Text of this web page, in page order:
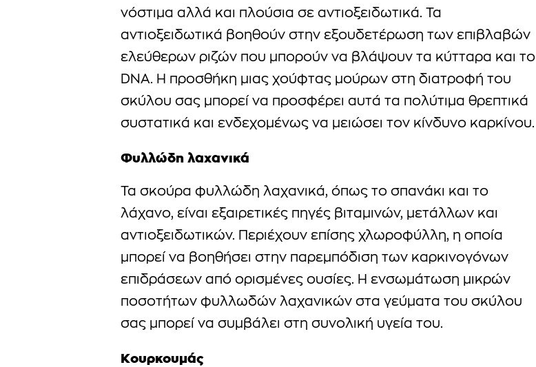
νόστιμα αλλά και πλούσια σε αντιοξειδωτικά. Τα
αντιοξειδωτικά βοηθούν στην εξουδετέρωση των επιβλαβών
ελεύθερων ριζών που μπορούν να βλάψουν τα κύτταρα και το
DNA. Η προσθήκη μιας χούφτας μούρων στη διατροφή του
σκύλου σας μπορεί να προσφέρει αυτά τα πολύτιμα θρεπτικά
συστατικά και ενδεχομένως να μειώσει τον κίνδυνο καρκίνου.
Φυλλώδη λαχανικά
Τα σκούρα φυλλώδη λαχανικά, όπως το σπανάκι και το
λάχανο, είναι εξαιρετικές πηγές βιταμινών, μετάλλων και
αντιοξειδωτικών. Περιέχουν επίσης χλωροφύλλη, η οποία
μπορεί να βοηθήσει στην παρεμπόδιση των καρκινογόνων
επιδράσεων από ορισμένες ουσίες. Η ενσωμάτωση μικρών
ποσοτήτων φυλλωδών λαχανικών στα γεύματα του σκύλου
σας μπορεί να συμβάλει στη συνολική υγεία του.
Κουρκουμάς